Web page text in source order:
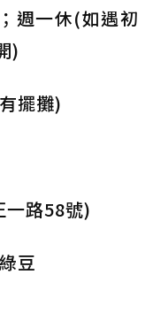
週一休(如遇初
)
擺攤)
路58號)
豆